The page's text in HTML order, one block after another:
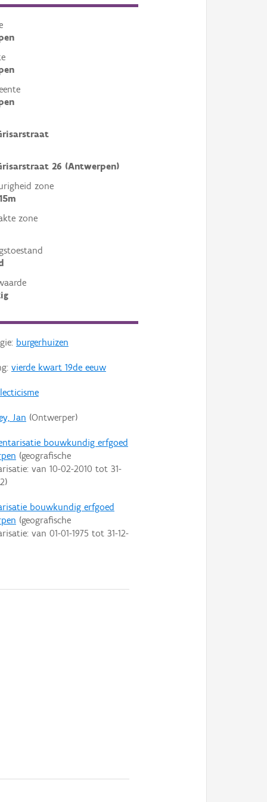
26 (Antwerpen)
zone
zone
burgerhuizen
vierde kwart 19de eeuw
Jan (Ontwerper)
bouwkundig erfgoed
(geografische
van 10-02-2010 tot 31-
)
bouwkundig erfgoed
(geografische
van 01-01-1975 tot 31-12-